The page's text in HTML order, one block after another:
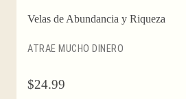
Velas de Abundancia y Riqueza
ATRAE MUCHO DINERO
$24.99